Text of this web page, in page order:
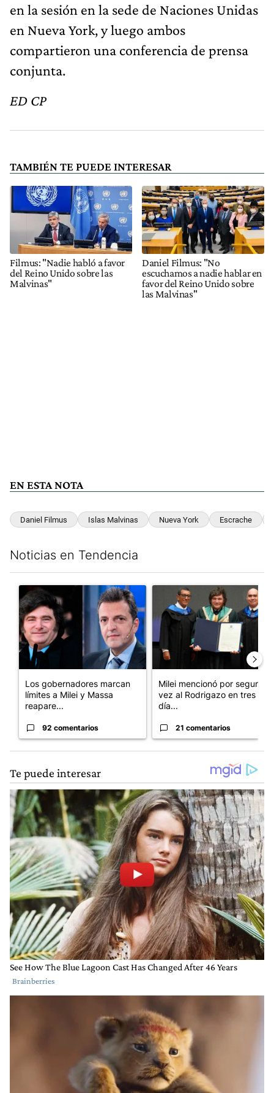
en la sesión en la sede de Naciones Unidas
en Nueva York, y luego ambos
compartieron una conferencia de prensa
conjunta.
ED CP
TAMBIÉN TE PUEDE INTERESAR
Filmus: "Nadie habló a favor
del Reino Unido sobre las
Malvinas"
Daniel Filmus: "No
escuchamos a nadie hablar en
favor del Reino Unido sobre
las Malvinas"
EN ESTA NOTA
Daniel Filmus Islas Malvinas Nueva York Escrache
Noticias en Tendencia
Un artículo de tendencia con el título "Los gobernadores
Los gobernadores marcan
límites a Milei y Massa
reapare...
92 comentarios
Un artículo de tendencia
Milei mencionó por segunda
vez al Rodrigazo en tres
día...
21 comentarios